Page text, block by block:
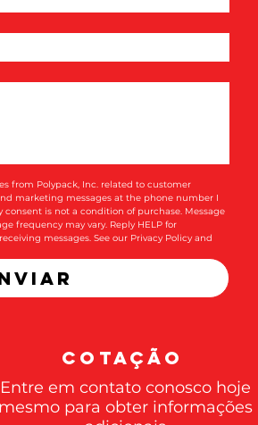
from Polypack, Inc. related to customer
marketing messages at the phone number I
is not a condition of purchase. Message
frequency may vary. Reply HELP for
messages. See our Privacy Policy and
COTAÇÃO
Entre em contato conosco hoje
mesmo para obter informações